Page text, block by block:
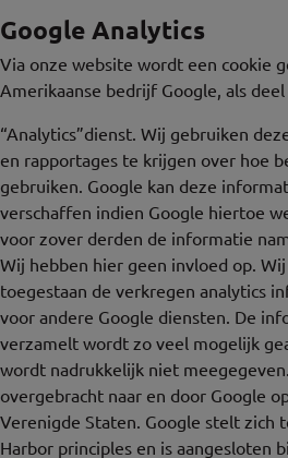
Google Analytics
Via onze website wordt een cookie
Amerikaanse bedrijf Google, als deel
“Analytics”dienst. Wij gebruiken
en rapportages te krijgen over hoe
gebruiken. Google kan deze
verschaffen indien Google hiertoe
voor zover derden de informatie
Wij hebben hier geen invloed op.
toegestaan de verkregen analytics
voor andere Google diensten. De
verzamelt wordt zo veel mogelijk
wordt nadrukkelijk niet
overgebracht naar en door Google
Verenigde Staten. Google stelt zich
Harbor principles en is aangesloten